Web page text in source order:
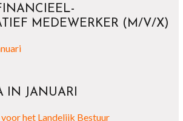
MEDEWERKER (M/V/X)
IN JANUARI